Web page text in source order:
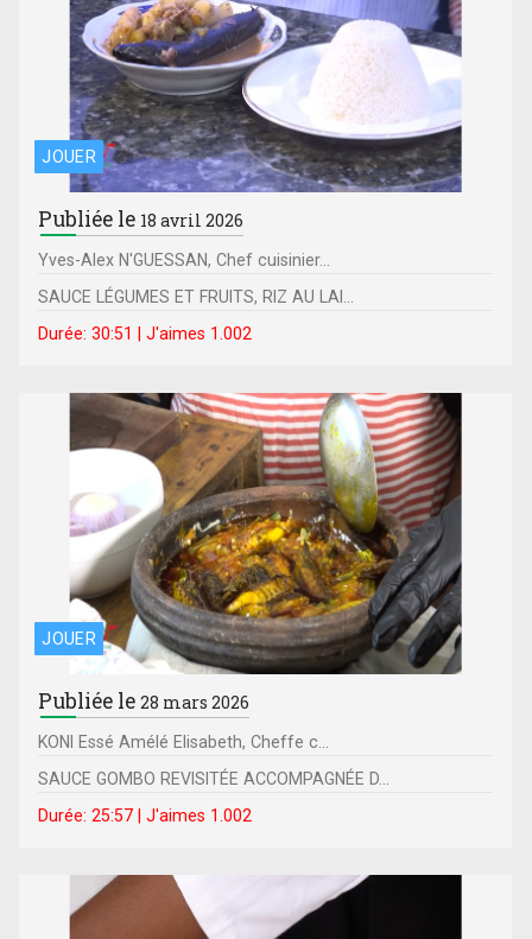
JOUER
Publiée le 18 avril 2026
Yves-Alex N'GUESSAN, Chef cuisinier...
SAUCE LÉGUMES ET FRUITS, RIZ AU LAI...
Durée: 30:51 | J'aimes 1.002
JOUER
Publiée le28 mars 2026
KONI Essé Amélé Elisabeth, Cheffe c...
SAUCE GOMBO REVISITÉE ACCOMPAGNÉE D...
Durée: 25:57 | J'aimes 1.002